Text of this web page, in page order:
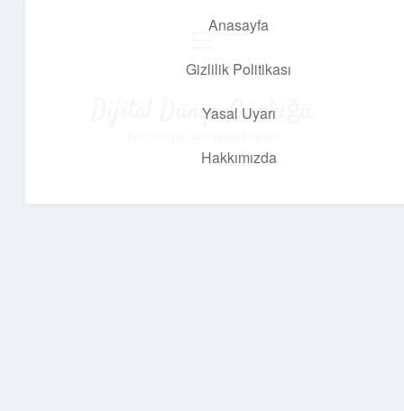
Anasayfa
Gizlilik Politikası
Yasal Uyarı
Hakkımızda
Dijital Dünya Günlüğü